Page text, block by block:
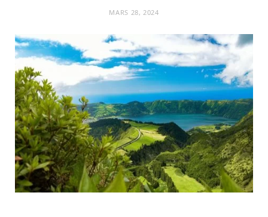
MARS 28, 2024